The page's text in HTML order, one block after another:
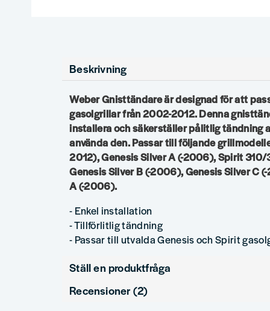
Beskrivning
Weber Gnisttändare är designad för att
gasolgrillar från 2002-2012. Denna
installera och säkerställer pålitlig tändning
använda den. Passar till följande
2012), Genesis Silver A (-2006), Spirit
Genesis Silver B (-2006), Genesis Silver C
A (-2006).
- Enkel installation
- Tillförlitlig tändning
- Passar till utvalda Genesis och Spirit
Ställ en produktfråga
question
Fråga oss något om denna produkten...
Recensioner (2)